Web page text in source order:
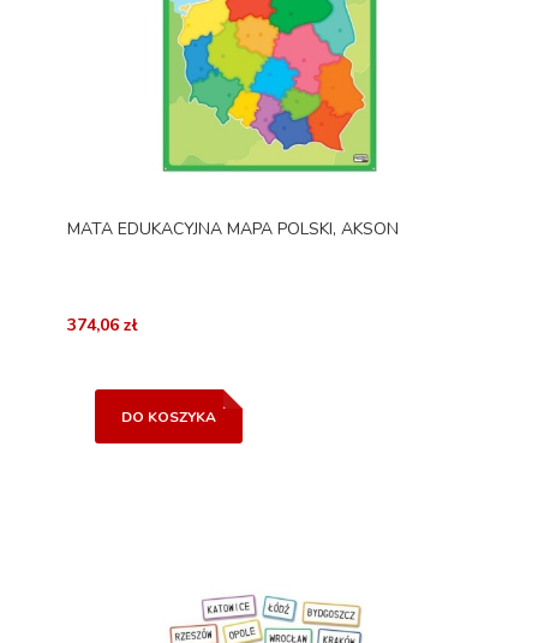
MATA EDUKACYJNA MAPA POLSKI, AKSON
374,06 zł
DO KOSZYKA